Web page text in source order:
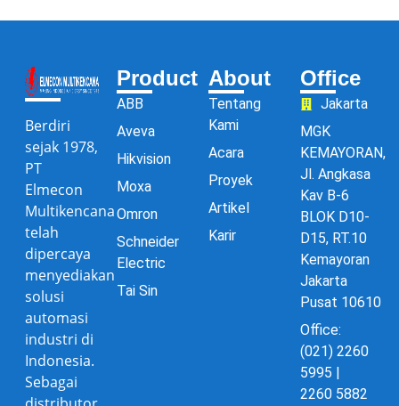
Berdiri
sejak 1978,
PT
Elmecon
Multikencana
telah
dipercaya
menyediakan
solusi
automasi
industri di
Indonesia.
Sebagai
Product
ABB
Aveva
Hikvision
Moxa
Omron
Schneider
Electric
Tai Sin
About
Tentang
Kami
Acara
Proyek
Artikel
Karir
Office
Jakarta
MGK
KEMAYORAN,
Jl. Angkasa
Kav B-6
BLOK D10-
D15, RT.10
Kemayoran
Jakarta
Pusat 10610
Office:
(021) 2260
5995 |
2260 5882